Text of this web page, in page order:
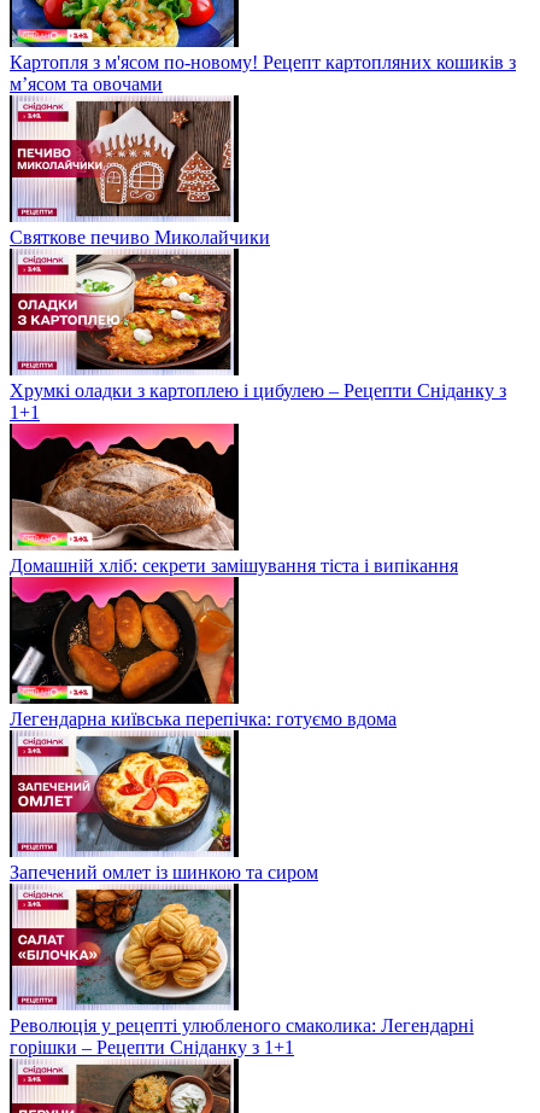
Картопля з м'ясом по-новому! Рецепт картопляних кошиків з
м’ясом та овочами
Святкове печиво Миколайчики
Хрумкі оладки з картоплею і цибулею – Рецепти Сніданку з
1+1
Домашній хліб: секрети замішування тіста і випікання
Легендарна київська перепічка: готуємо вдома
Запечений омлет із шинкою та сиром
Революція у рецепті улюбленого смаколика: Легендарні
горішки – Рецепти Сніданку з 1+1